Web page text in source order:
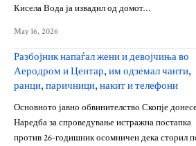
Кисела Вода ја извадил од домот…
May 16, 2026
Разбојник напаѓал жени и девојчиња во
Аеродром и Центар, им одземал чанти,
ранци, паричници, накит и телефони
Основното јавно обвинителство Скопје
Наредба за спроведување истражна постапка
против 26-годишник осомничен дека сторил